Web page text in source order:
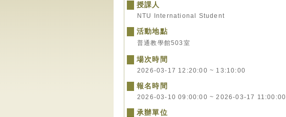
授課人
NTU International Student
活動地點
普通教學館503室
場次時間
2026-03-17 12:20:00 ~ 13:10:00
報名時間
2026-03-10 09:00:00 ~ 2026-03-17 11:00:00
承辦單位